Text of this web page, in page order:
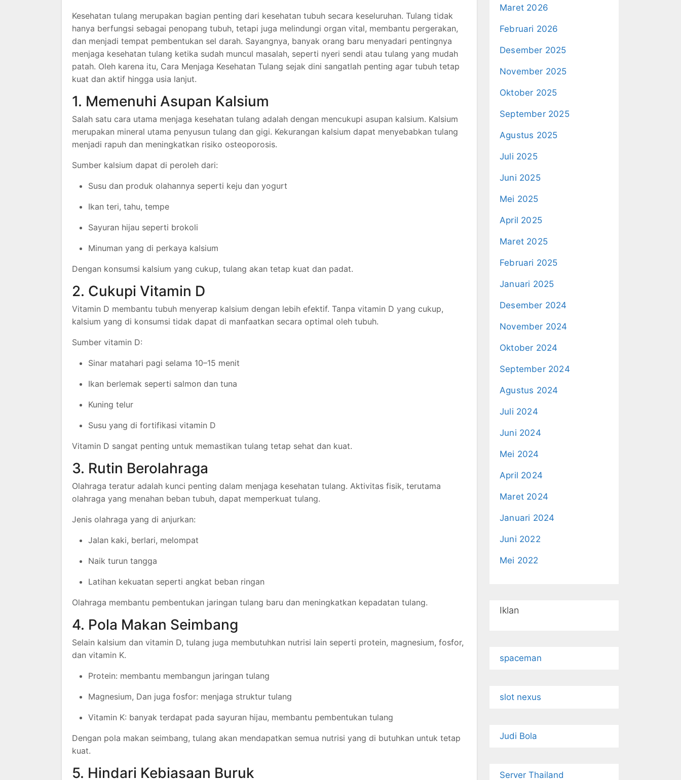
Kesehatan tulang merupakan bagian penting dari kesehatan tubuh secara keseluruhan. Tulang tidak
hanya berfungsi sebagai penopang tubuh, tetapi juga melindungi organ vital, membantu pergerakan,
dan menjadi tempat pembentukan sel darah. Sayangnya, banyak orang baru menyadari pentingnya
menjaga kesehatan tulang ketika sudah muncul masalah, seperti nyeri sendi atau tulang yang mudah
patah. Oleh karena itu, Cara Menjaga Kesehatan Tulang sejak dini sangatlah penting agar tubuh tetap
kuat dan aktif hingga usia lanjut.
1. Memenuhi Asupan Kalsium
Salah satu cara utama menjaga kesehatan tulang adalah dengan mencukupi asupan kalsium. Kalsium
merupakan mineral utama penyusun tulang dan gigi. Kekurangan kalsium dapat menyebabkan tulang
menjadi rapuh dan meningkatkan risiko osteoporosis.
Sumber kalsium dapat di peroleh dari:
Susu dan produk olahannya seperti keju dan yogurt
Ikan teri, tahu, tempe
Sayuran hijau seperti brokoli
Minuman yang di perkaya kalsium
Dengan konsumsi kalsium yang cukup, tulang akan tetap kuat dan padat.
2. Cukupi Vitamin D
Vitamin D membantu tubuh menyerap kalsium dengan lebih efektif. Tanpa vitamin D yang cukup,
kalsium yang di konsumsi tidak dapat di manfaatkan secara optimal oleh tubuh.
Sumber vitamin D:
Sinar matahari pagi selama 10–15 menit
Ikan berlemak seperti salmon dan tuna
Kuning telur
Susu yang di fortifikasi vitamin D
Vitamin D sangat penting untuk memastikan tulang tetap sehat dan kuat.
3. Rutin Berolahraga
Olahraga teratur adalah kunci penting dalam menjaga kesehatan tulang. Aktivitas fisik, terutama
olahraga yang menahan beban tubuh, dapat memperkuat tulang.
Jenis olahraga yang di anjurkan:
Jalan kaki, berlari, melompat
Naik turun tangga
Latihan kekuatan seperti angkat beban ringan
Olahraga membantu pembentukan jaringan tulang baru dan meningkatkan kepadatan tulang.
4. Pola Makan Seimbang
Selain kalsium dan vitamin D, tulang juga membutuhkan nutrisi lain seperti protein, magnesium, fosfor,
dan vitamin K.
Protein: membantu membangun jaringan tulang
Magnesium, Dan juga fosfor: menjaga struktur tulang
Vitamin K: banyak terdapat pada sayuran hijau, membantu pembentukan tulang
Dengan pola makan seimbang, tulang akan mendapatkan semua nutrisi yang di butuhkan untuk tetap
kuat.
5. Hindari Kebiasaan Buruk
Maret 2026
Februari 2026
Desember 2025
November 2025
Oktober 2025
September 2025
Agustus 2025
Juli 2025
Juni 2025
Mei 2025
April 2025
Maret 2025
Februari 2025
Januari 2025
Desember 2024
November 2024
Oktober 2024
September 2024
Agustus 2024
Juli 2024
Juni 2024
Mei 2024
April 2024
Maret 2024
Januari 2024
Juni 2022
Mei 2022
Iklan
spaceman
slot nexus
Judi Bola
Server Thailand